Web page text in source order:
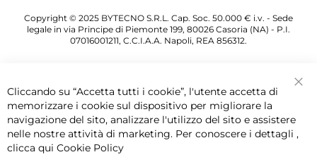
Copyright © 2025 BYTECNO S.R.L. Cap. Soc. 50.000 € i.v. - Sede
legale in via Principe di Piemonte 199, 80026 Casoria (NA) - P.I.
07016001211, C.C.I.A.A. Napoli, REA 856312.
Cliccando su “Accetta tutti i cookie”, l'utente accetta di
memorizzare i cookie sul dispositivo per migliorare la
navigazione del sito, analizzare l'utilizzo del sito e assistere
nelle nostre attività di marketing. Per conoscere i dettagli ,
clicca qui Cookie Policy